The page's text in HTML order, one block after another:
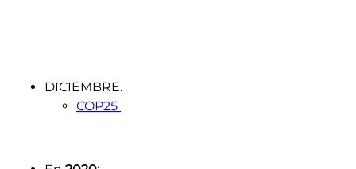
DICIEMBRE.
COP25